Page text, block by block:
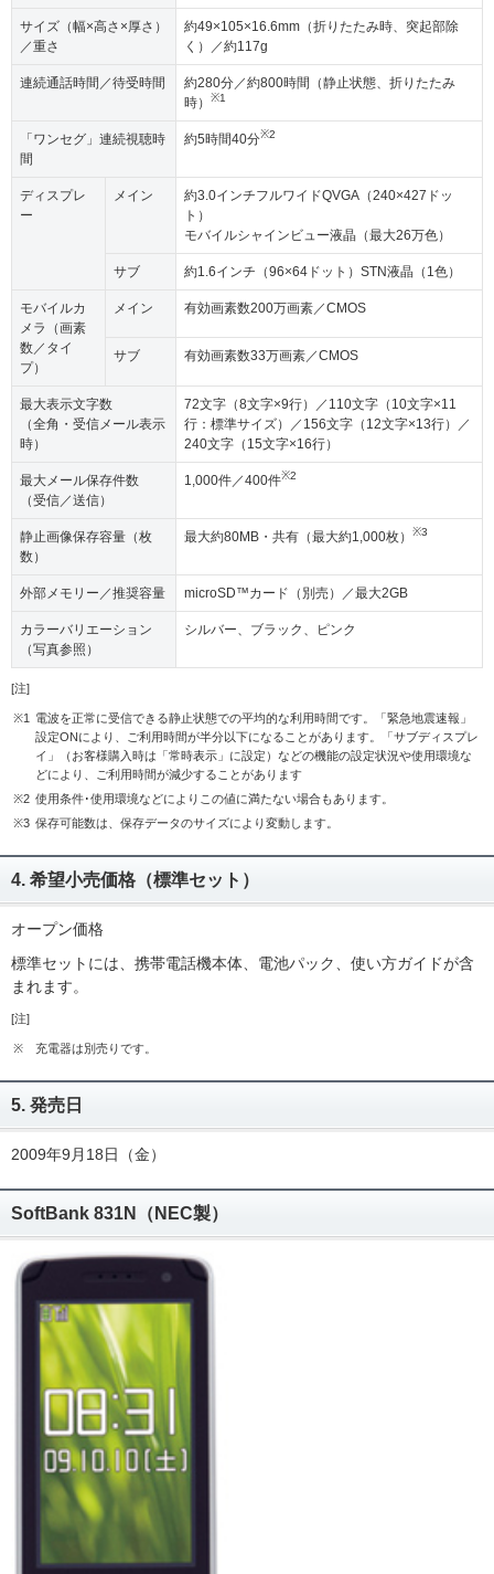
サイズ（幅×高さ×厚さ）
／重さ
約49×105×16.6mm（折りたたみ時、突起部除
く）／約117g
連続通話時間／待受時間
約280分／約800時間（静止状態、折りたたみ
時）
※1
「ワンセグ」連続視聴時
間
約5時間40分※2
ディスプレ
ー
メイン
約3.0インチフルワイドQVGA（240×427ドッ
ト）
モバイルシャインビュー液晶（最大26万色）
サブ 約1.6インチ（96×64ドット）STN液晶（1色）
モバイルカ
メラ（画素
数／タイ
プ）
メイン 有効画素数200万画素／CMOS
サブ 有効画素数33万画素／CMOS
最大表示文字数
（全角・受信メール表示
時）
72文字（8文字×9行）／110文字（10文字×11
行：標準サイズ）／156文字（12文字×13行）／
240文字（15文字×16行）
最大メール保存件数
（受信／送信）
1,000件／400件※2
静止画像保存容量（枚
数）
最大約80MB・共有（最大約1,000枚） ※3
外部メモリー／推奨容量 microSD™カード（別売）／最大2GB
カラーバリエーション
（写真参照）
シルバー、ブラック、ピンク
[注]
※1
電波を正常に受信できる静止状態での平均的な利用時間です。「緊急地震速報」
設定ONにより、ご利用時間が半分以下になることがあります。「サブディスプレ
イ」（お客様購入時は「常時表示」に設定）などの機能の設定状況や使用環境な
どにより、ご利用時間が減少することがあります
※2 使用条件･使用環境などによりこの値に満たない場合もあります。
※3 保存可能数は、保存データのサイズにより変動します。
4. 希望小売価格（標準セット）
オープン価格
標準セットには、携帯電話機本体、電池パック、使い方ガイドが含
まれます。
[注]
※ 充電器は別売りです。
5. 発売日
2009年9月18日（金）
SoftBank 831N（NEC製）